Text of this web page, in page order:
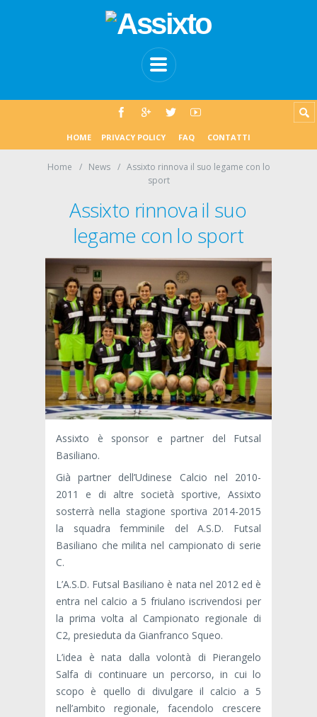
HOME PRIVACY POLICY FAQ CONTATTI
Home News
Assixto rinnova il suo legame con lo
sport
Assixto rinnova il suo
legame con lo sport
Assixto è sponsor e partner del Futsal
Basiliano.
Già partner dell’Udinese Calcio nel 2010-
2011 e di altre società sportive, Assixto
sosterrà nella stagione sportiva 2014-2015
la squadra femminile del A.S.D. Futsal
Basiliano che milita nel campionato di serie
C.
L’A.S.D. Futsal Basiliano è nata nel 2012 ed è
entra nel calcio a 5 friulano iscrivendosi per
la prima volta al Campionato regionale di
C2, presieduta da Gianfranco Squeo.
L’idea è nata dalla volontà di Pierangelo
Salfa di continuare un percorso, in cui lo
scopo è quello di divulgare il calcio a 5
nell’ambito regionale, facendolo crescere